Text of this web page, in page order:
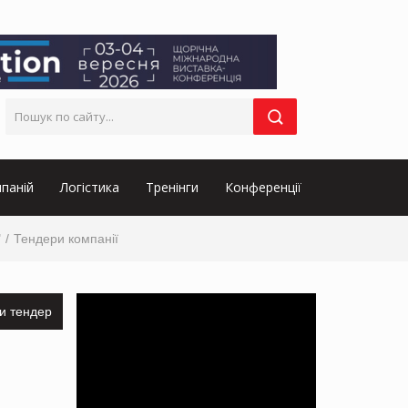
Логістика Тренінги Конференції
Тендери компанії
тендер